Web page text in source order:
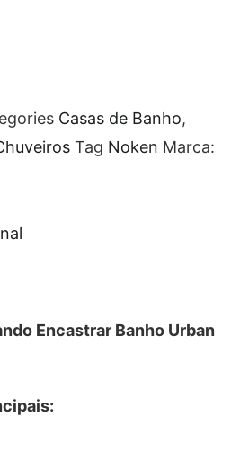
Casas de Banho,
Tag Noken Marca:
Encastrar Banho Urban